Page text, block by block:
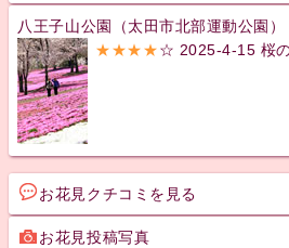
八王子山公園（太田市北部運動公園）
★★★★☆ 2025-4-15 桜の
お花見クチコミを見る
お花見投稿写真